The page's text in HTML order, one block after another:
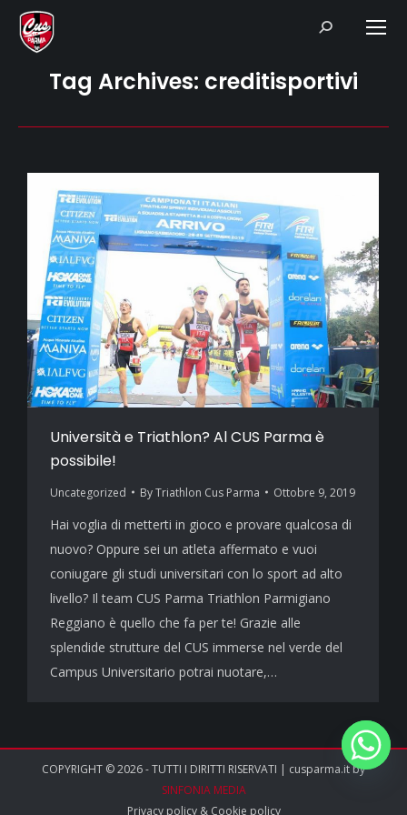
Search:
Tag Archives: creditisportivi
Università e Triathlon? Al CUS Parma è
possibile!
Uncategorized ByTriathlon Cus Parma Ottobre 9, 2019
Hai voglia di metterti in gioco e provare qualcosa di
nuovo? Oppure sei un atleta affermato e vuoi
coniugare gli studi universitari con lo sport ad alto
livello? Il team CUS Parma Triathlon Parmigiano
Reggiano è quello che fa per te! Grazie alle
splendide strutture del CUS immerse nel verde del
Campus Universitario potrai nuotare,…
COPYRIGHT © 2026 - TUTTI I DIRITTI RISERVATI | cusparma.it by
SINFONIA MEDIA
Privacy policy& Cookie policy